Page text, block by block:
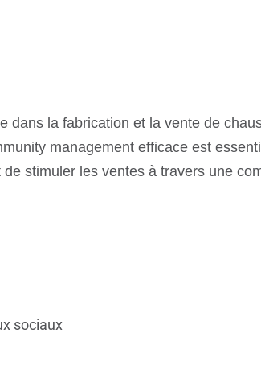
dans la fabrication et la vente de
management efficace est
stimuler les ventes à travers une
sociaux